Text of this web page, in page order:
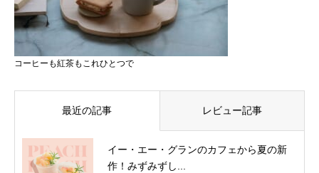
コーヒーも紅茶もこれひとつで
最近の記事 レビュー記事
イー・エー・グランのカフェから夏の新
作！みずみずし...